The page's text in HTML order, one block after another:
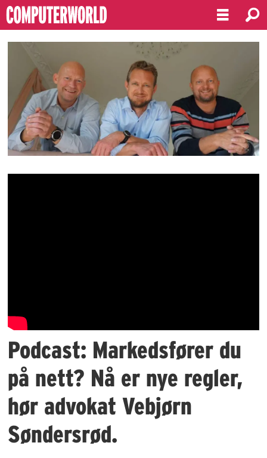
Podcast: Markedsfører du
på nett? Nå er nye regler,
hør advokat Vebjørn
Søndersrød.